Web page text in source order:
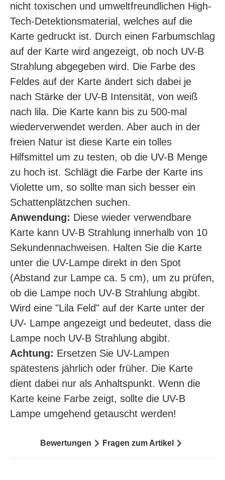
nicht toxischen und umweltfreundlichen High-
Tech-Detektionsmaterial, welches auf die
Karte gedruckt ist. Durch einen Farbumschlag
auf der Karte wird angezeigt, ob noch UV-B
Strahlung abgegeben wird. Die Farbe des
Feldes auf der Karte ändert sich dabei je
nach Stärke der UV-B Intensität, von weiß
nach lila. Die Karte kann bis zu 500-mal
wiederverwendet werden. Aber auch in der
freien Natur ist diese Karte ein tolles
Hilfsmittel um zu testen, ob die UV-B Menge
zu hoch ist. Schlägt die Farbe der Karte ins
Violette um, so sollte man sich besser ein
Schattenplätzchen suchen.
Anwendung: Diese wieder verwendbare
Karte kann UV-B Strahlung innerhalb von 10
Sekundennachweisen. Halten Sie die Karte
unter die UV-Lampe direkt in den Spot
(Abstand zur Lampe ca. 5 cm), um zu prüfen,
ob die Lampe noch UV-B Strahlung abgibt.
Wird eine "Lila Feld" auf der Karte unter der
UV- Lampe angezeigt und bedeutet, dass die
Lampe noch UV-B Strahlung abgibt.
Achtung: Ersetzen Sie UV-Lampen
spätestens jährlich oder früher. Die Karte
dient dabei nur als Anhaltspunkt. Wenn die
Karte keine Farbe zeigt, sollte die UV-B
Lampe umgehend getauscht werden!
Bewertungen Fragen zum Artikel